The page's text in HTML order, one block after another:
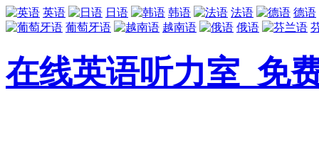
英语 日语 韩语 法语
德语
葡萄牙语
越南语 俄语
在线英语听力室_免